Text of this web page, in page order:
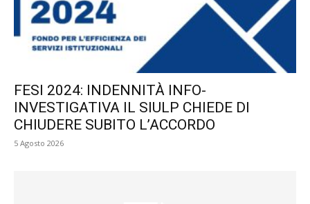
FESI 2024: INDENNITÀ INFO-
INVESTIGATIVA IL SIULP CHIEDE DI
CHIUDERE SUBITO L’ACCORDO
5 Agosto 2026